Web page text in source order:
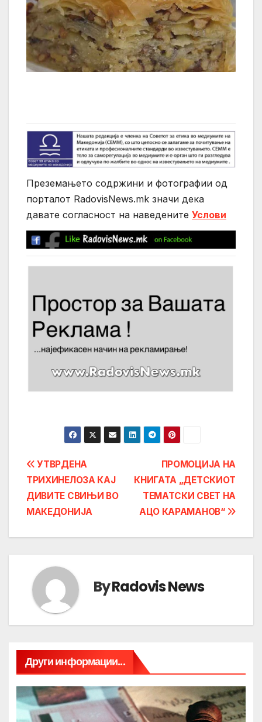
Преземањето содржини и фотографии од
порталот RadovisNews.mk значи дека
давате согласност на нaведените Услови
Post
navigation
ПРОМОЦИЈА НА
КНИГАТА „ДЕТСКИОТ
ТЕМАТСКИ СВЕТ НА
АЦО КАРАМАНОВ“
УТВРДЕНА
ТРИХИНЕЛОЗА КАЈ
ДИВИТЕ СВИЊИ ВО
МАКЕДОНИЈА
ByRadovis News
Други информации...